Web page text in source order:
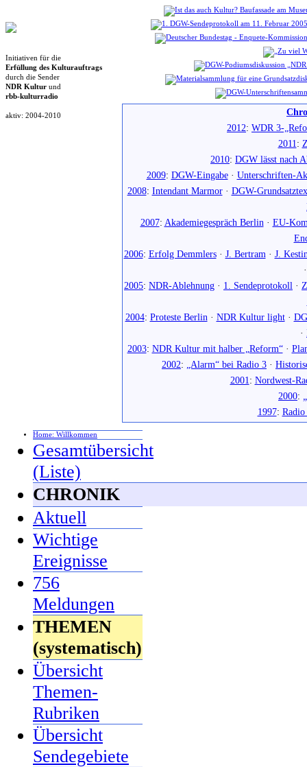
Initiativen für die
Erfüllung des Kulturauftrags
durch die Sender
NDR Kultur und
rbb-kulturradio
aktiv: 2004-2010
2012: WDR 3-
2011:
2010: DGW lässt nach
2009: DGW-Eingabe· Unterschriften-
2008: Intendant Marmor· DGW-
2007: Akademiegespräch Berlin · EU-
2006: Erfolg Demmlers· J. Bertram · J.
2005: NDR-Ablehnung · 1. Sendeprotokoll ·
2004: Proteste Berlin · NDR Kultur light·
·
2003: NDR Kultur mit halber „Reform“·
2002: „Alarm“ bei Radio 3 ·
2001: Nordwest-
2000:
1997:
Home: Willkommen
Gesamtübersicht
(Liste)
CHRONIK
Aktuell
Wichtige
Ereignisse
756
Meldungen
THEMEN
(systematisch)
Übersicht
Themen-
Rubriken
Übersicht
Sendegebiete